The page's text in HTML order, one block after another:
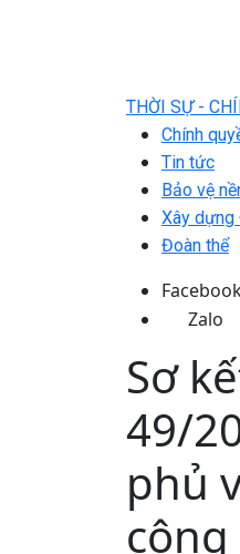
THỜI SỰ -
Chính
Tin tức
Bảo vệ
Xây dựng
Đoàn thể
Zalo
Sơ
49/
phủ